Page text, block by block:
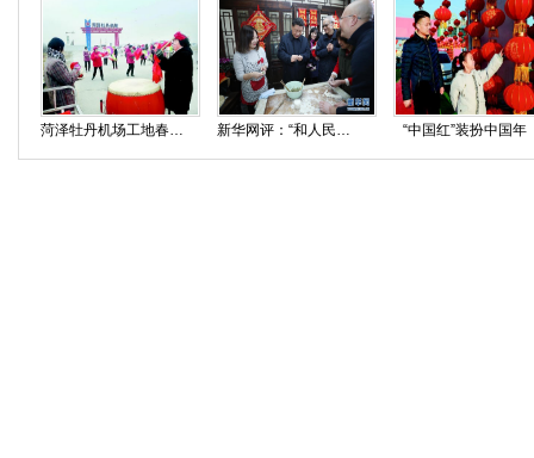
菏泽牡丹机场工地春节期间游客“井喷” 新华网评：“和人民在一起”是一种情怀 “中国红”装扮中国年